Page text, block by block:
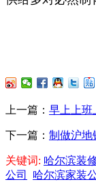
上一篇： 早上上班
下一篇： 制做沪地
关键词: 哈尔滨装
公司
哈尔滨家装